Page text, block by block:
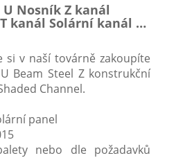
Nosník Z kanál
kanál Solární kanál ve
si v naší továrně zakoupíte
Beam Steel Z konstrukční
Channel.
panel
nebo dle požadavků